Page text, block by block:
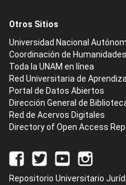
Otros Sitios
Universidad Nacional
Coordinación de Humanidades
Toda la UNAM en línea
Red Universitaria de
Portal de Datos Abiertos
Dirección General de
Red de Acervos Digitales
Directory of Open Access
Repositorio Universitario